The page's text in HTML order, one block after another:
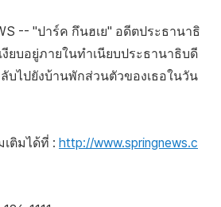
-- "ปาร์ค กึนฮเย" อดีตประธานาธิ
งียบอยู่ภายในทำเนียบประธานาธิบดี
บไปยังบ้านพักส่วนตัวของเธอในวัน
เติมได้ที่ : http://www.springnews.c